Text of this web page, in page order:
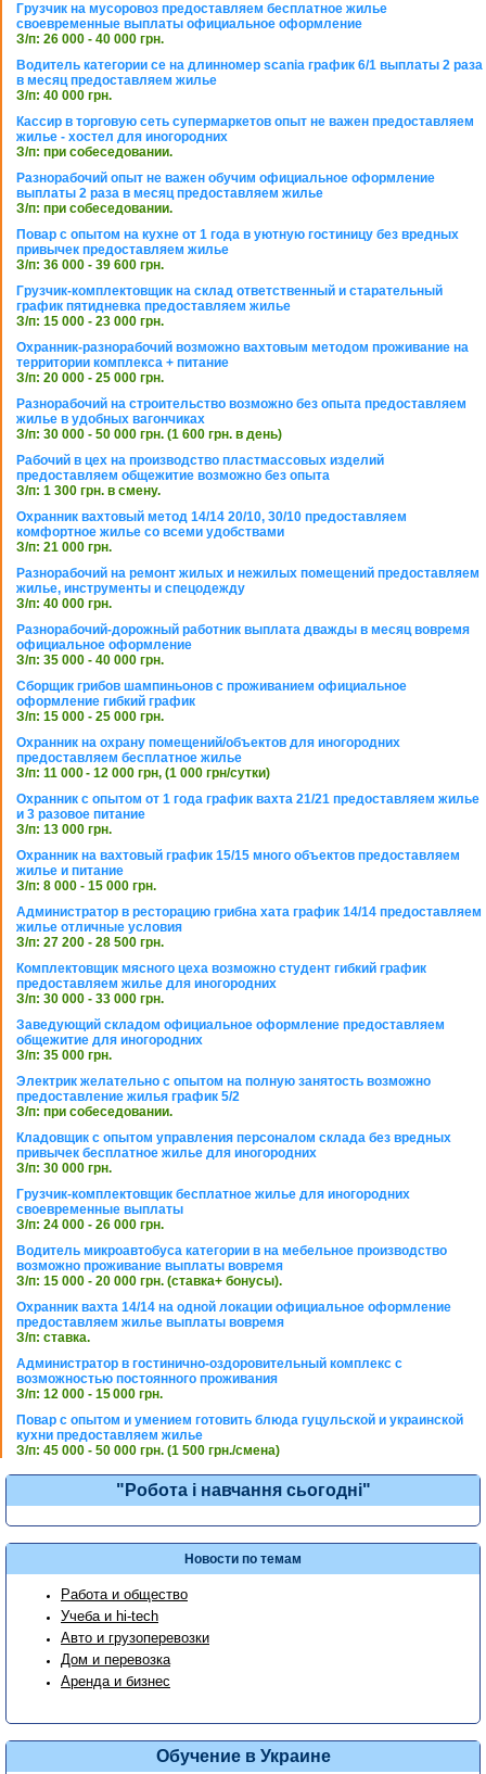
Грузчик на мусоровоз предоставляем бесплатное жилье
своевременные выплаты официальное оформление
З/п: 26 000 - 40 000 грн.
Водитель категории се на длинномер scania график 6/1 выплаты 2 раза
в месяц предоставляем жилье
З/п: 40 000 грн.
Кассир в торговую сеть супермаркетов опыт не важен предоставляем
жилье - хостел для иногородних
З/п: при собеседовании.
Разнорабочий опыт не важен обучим официальное оформление
выплаты 2 раза в месяц предоставляем жилье
З/п: при собеседовании.
Повар с опытом на кухне от 1 года в уютную гостиницу без вредных
привычек предоставляем жилье
З/п: 36 000 - 39 600 грн.
Грузчик-комплектовщик на склад ответственный и старательный
график пятидневка предоставляем жилье
З/п: 15 000 - 23 000 грн.
Охранник-разнорабочий возможно вахтовым методом проживание на
территории комплекса + питание
З/п: 20 000 - 25 000 грн.
Разнорабочий на строительство возможно без опыта предоставляем
жилье в удобных вагончиках
З/п: 30 000 - 50 000 грн. (1 600 грн. в день)
Рабочий в цех на производство пластмассовых изделий
предоставляем общежитие возможно без опыта
З/п: 1 300 грн. в смену.
Охранник вахтовый метод 14/14 20/10, 30/10 предоставляем
комфортное жилье со всеми удобствами
З/п: 21 000 грн.
Разнорабочий на ремонт жилых и нежилых помещений предоставляем
жилье, инструменты и спецодежду
З/п: 40 000 грн.
Разнорабочий-дорожный работник выплата дважды в месяц вовремя
официальное оформление
З/п: 35 000 - 40 000 грн.
Сборщик грибов шампиньонов с проживанием официальное
оформление гибкий график
З/п: 15 000 - 25 000 грн.
Охранник на охрану помещений/объектов для иногородних
предоставляем бесплатное жилье
З/п: 11 000 - 12 000 грн, (1 000 грн/сутки)
Охранник с опытом от 1 года график вахта 21/21 предоставляем жилье
и 3 разовое питание
З/п: 13 000 грн.
Охранник на вахтовый график 15/15 много объектов предоставляем
жилье и питание
З/п: 8 000 - 15 000 грн.
Администратор в ресторацию грибна хата график 14/14 предоставляем
жилье отличные условия
З/п: 27 200 - 28 500 грн.
Комплектовщик мясного цеха возможно студент гибкий график
предоставляем жилье для иногородних
З/п: 30 000 - 33 000 грн.
Заведующий складом официальное оформление предоставляем
общежитие для иногородних
З/п: 35 000 грн.
Электрик желательно с опытом на полную занятость возможно
предоставление жилья график 5/2
З/п: при собеседовании.
Кладовщик с опытом управления персоналом склада без вредных
привычек бесплатное жилье для иногородних
З/п: 30 000 грн.
Грузчик-комплектовщик бесплатное жилье для иногородних
своевременные выплаты
З/п: 24 000 - 26 000 грн.
Водитель микроавтобуса категории в на мебельное производство
возможно проживание выплаты вовремя
З/п: 15 000 - 20 000 грн. (ставка+ бонусы).
Охранник вахта 14/14 на одной локации официальное оформление
предоставляем жилье выплаты вовремя
З/п: ставка.
Администратор в гостинично-оздоровительный комплекс с
возможностью постоянного проживания
З/п: 12 000 - 15 000 грн.
Повар с опытом и умением готовить блюда гуцульской и украинской
кухни предоставляем жилье
З/п: 45 000 - 50 000 грн. (1 500 грн./смена)
"Робота і навчання сьогодні"
Новости по темам
Работа и общество
Учеба и hi-tech
Авто и грузоперевозки
Дом и перевозка
Аренда и бизнес
Обучение в Украине